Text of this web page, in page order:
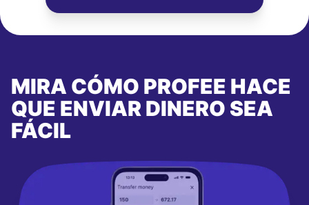
MIRA CÓMO PROFEE HACE
QUE ENVIAR DINERO SEA
FÁCIL